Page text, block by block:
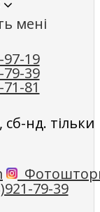
мені
19
39
81
нд. тільки
79-39